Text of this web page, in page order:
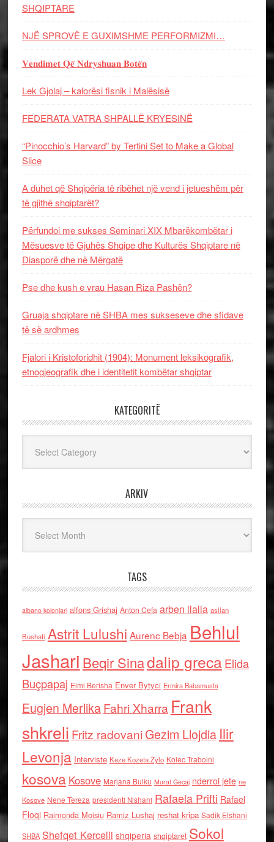
SHQIPTARE
NJË SPROVË E GUXIMSHME PERFORMIZMI…
𝐕𝐞𝐧𝐝𝐢𝐦𝐞𝐭 𝐐𝐞̈ 𝐍𝐝𝐫𝐲𝐬𝐡𝐮𝐚𝐧 𝐁𝐨𝐭𝐞̈𝐧
Lek Gjolaj – kalorësi fisnik i Malësisë
FEDERATA VATRA SHPALLË KRYESINË
“Pinocchio’s Harvard” by Tertini Set to Make a Global
Slice
A duhet që Shqipëria të ribëhet një vend i jetueshëm për
të gjithë shqiptarët?
Përfundoi me sukses Seminari XIX Mbarëkombëtar i
Mësuesve të Gjuhës Shqipe dhe Kulturës Shqiptare në
Diasporë dhe në Mërgatë
Pse dhe kush e vrau Hasan Riza Pashën?
Gruaja shqiptare në SHBA mes sukseseve dhe sfidave
të së ardhmes
Fjalori i Kristoforidhit (1904): Monument leksikografik,
etnogjeografik dhe i identitetit kombëtar shqiptar
KATEGORITË
ARKIV
TAGS
albano kolonjari alfons Grishaj Anton Cefa arben llalla asllan
Bushati Astrit Lulushi Aurenc Bebja Behlul
Jashari Beqir Sinadalip grecaElida
Buçpapaj Elmi Berisha Enver Bytyci Ermira Babamusta
Eugjen MerlikaFahri Xharra Frank
shkreli Fritz radovaniGezim Llojdia Ilir
Levonja Interviste Keze Kozeta Zylo Kolec Traboini
kosova Kosove Marjana Bulku Murat Gecaj nderroi jete ne
Kosove Nene Tereza presidenti Nishani Rafaela Prifti Rafael
Floqi Raimonda Moisiu Ramiz Lushaj reshat kripa Sadik Elshani
SHBA Shefqet Kercelli shqiperia shqiptaret Sokol